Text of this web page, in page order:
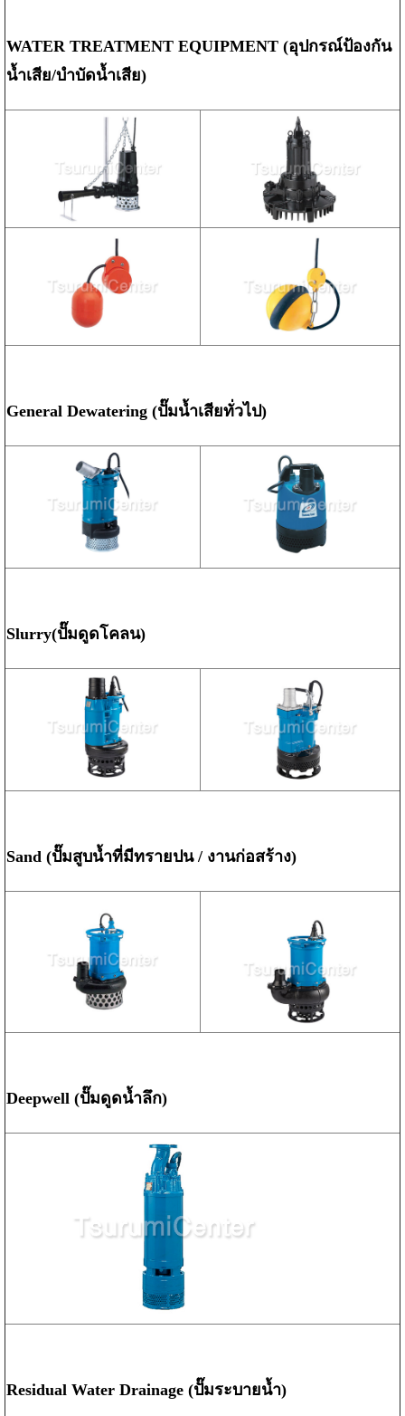
WATER TREATMENT EQUIPMENT (อุปกรณ์ป้องกัน
น้ำเสีย/บำบัดน้ำเสีย)
General Dewatering (ปั๊มน้ำเสียทั่วไป)
Slurry(ปั๊มดูดโคลน)
Sand (ปั๊มสูบน้ำที่มีทรายปน / งานก่อสร้าง)
Deepwell (ปั๊มดูดน้ำลึก)
Residual Water Drainage (ปั๊มระบายน้ำ)